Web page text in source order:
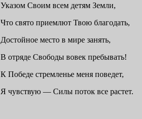
Указом Своим всем детям Земли,
Что свято приемлют Твою благодать,
Достойное место в мире занять,
В отряде Свободы вовек пребывать!
К Победе стремленье меня поведет,
Я чувствую — Силы поток все растет.